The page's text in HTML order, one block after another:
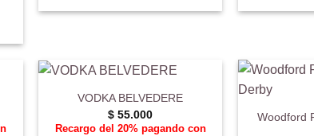
VODKA BELVEDERE
$ 55.000
Recargo del 20% pagando con
Woodford